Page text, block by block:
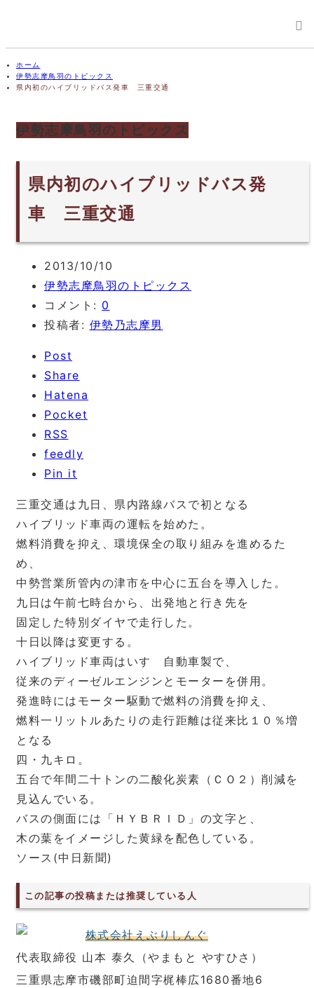
ホーム
伊勢志摩鳥羽のトピックス
県内初のハイブリッドバス発車 三重交通
伊勢志摩鳥羽のトピックス
県内初のハイブリッドバス発
車 三重交通
2013/10/10
伊勢志摩鳥羽のトピックス
コメント: 0
投稿者: 伊勢乃志摩男
Post
Share
Hatena
Pocket
RSS
feedly
Pin it
三重交通は九日、県内路線バスで初となる
ハイブリッド車両の運転を始めた。
燃料消費を抑え、環境保全の取り組みを進めるた
め、
中勢営業所管内の津市を中心に五台を導入した。
九日は午前七時台から、出発地と行き先を
固定した特別ダイヤで走行した。
十日以降は変更する。
ハイブリッド車両はいすゞ自動車製で、
従来のディーゼルエンジンとモーターを併用。
発進時にはモーター駆動で燃料の消費を抑え、
燃料一リットルあたりの走行距離は従来比１０％増
となる
四・九キロ。
五台で年間二十トンの二酸化炭素（ＣＯ２）削減を
見込んでいる。
バスの側面には「ＨＹＢＲＩＤ」の文字と、
木の葉をイメージした黄緑を配色している。
ソース(中日新聞)
この記事の投稿または推奨している人
株式会社えぶりしんぐ
代表取締役 山本 泰久（やまもと やすひさ）
三重県志摩市磯部町迫間字梶棒広1680番地6